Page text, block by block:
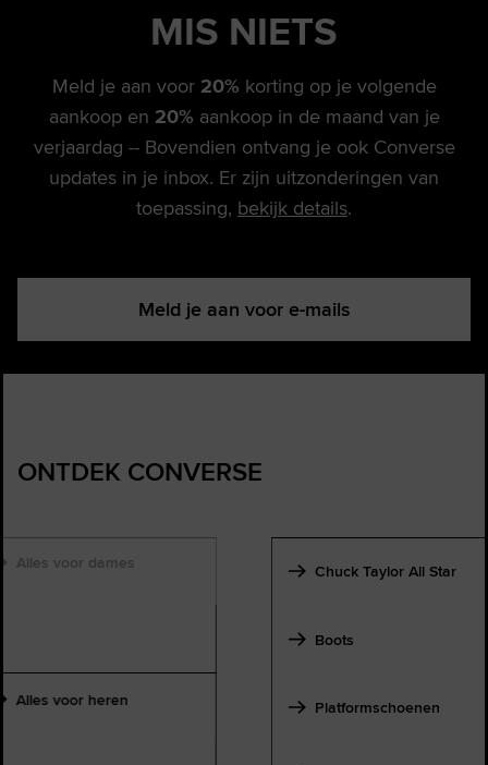
MIS NIETS
Meld je aan voor 20% korting op je volgende
aankoop en 20% aankoop in de maand van je
verjaardag -- Bovendien ontvang je ook Converse
updates in je inbox. Er zijn uitzonderingen van
toepassing, bekijk details.
Meld je aan voor e-mails
ONTDEK CONVERSE
Alles voor dames Chuck Taylor All Star
Boots
Alles voor heren Platformschoenen